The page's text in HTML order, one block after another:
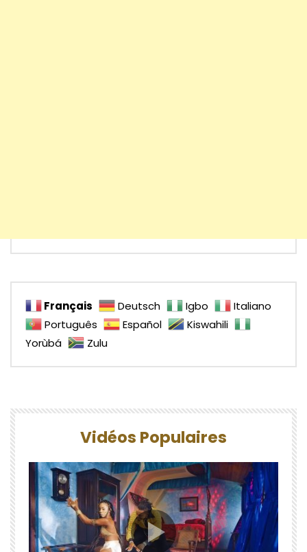
Français Deutsch Igbo
Italiano
Português
Español
Kiswahili
Yorùbá
Zulu
Vidéos Populaires